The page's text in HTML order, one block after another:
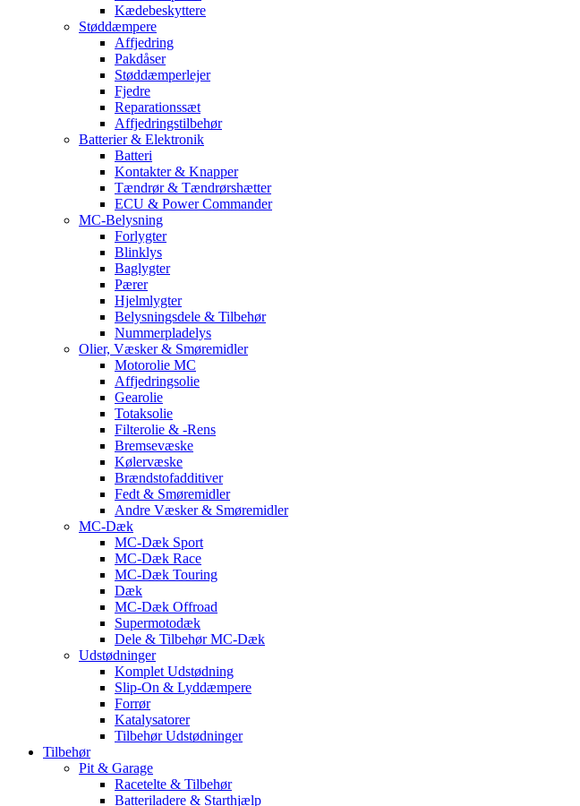
Kædebeskyttere
Støddæmpere
Affjedring
Pakdåser
Støddæmperlejer
Fjedre
Reparationssæt
Affjedringstilbehør
Batterier & Elektronik
Batteri
Kontakter & Knapper
Tændrør & Tændrørshætter
ECU & Power Commander
MC-Belysning
Forlygter
Blinklys
Baglygter
Pærer
Hjelmlygter
Belysningsdele & Tilbehør
Nummerpladelys
Olier, Væsker & Smøremidler
Motorolie MC
Affjedringsolie
Gearolie
Totaksolie
Filterolie & -Rens
Bremsevæske
Kølervæske
Brændstofadditiver
Fedt & Smøremidler
Andre Væsker & Smøremidler
MC-Dæk
MC-Dæk Sport
MC-Dæk Race
MC-Dæk Touring
Dæk
MC-Dæk Offroad
Supermotodæk
Dele & Tilbehør MC-Dæk
Udstødninger
Komplet Udstødning
Slip-On & Lyddæmpere
Forrør
Katalysatorer
Tilbehør Udstødninger
Tilbehør
Pit & Garage
Racetelte & Tilbehør
Batteriladere & Starthjælp